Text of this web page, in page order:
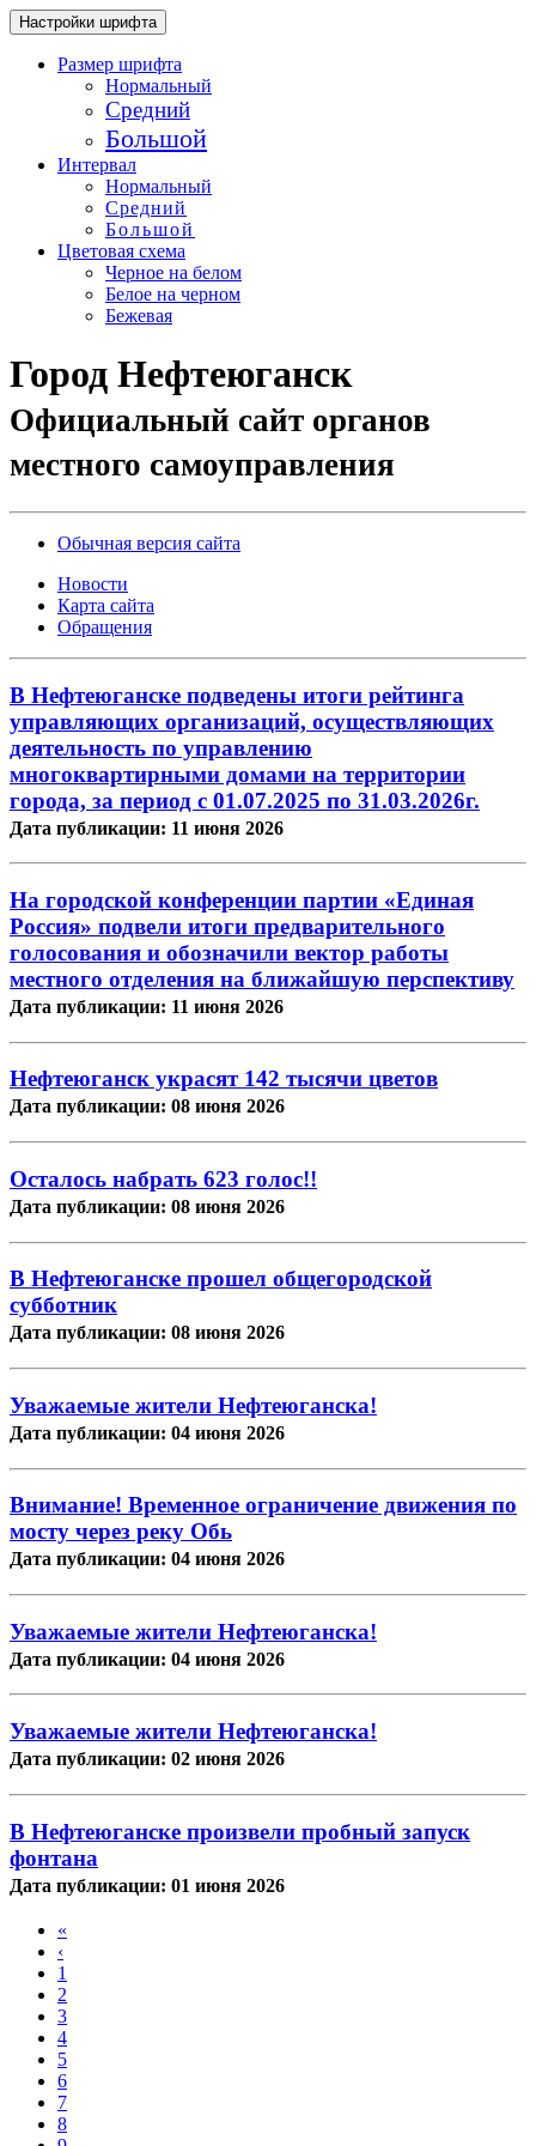
Настройки шрифта
Размер шрифта
Нормальный
Средний
Большой
Интервал
Нормальный
Средний
Большой
Цветовая схема
Черное на белом
Белое на черном
Бежевая
Город Нефтеюганск
Официальный сайт органов
местного самоуправления
Обычная версия сайта
Новости
Карта сайта
Обращения
В Нефтеюганске подведены итоги рейтинга
управляющих организаций, осуществляющих
деятельность по управлению
многоквартирными домами на территории
города, за период с 01.07.2025 по 31.03.2026г.
Дата публикации: 11 июня 2026
На городской конференции партии «Единая
Россия» подвели итоги предварительного
голосования и обозначили вектор работы
местного отделения на ближайшую перспективу
Дата публикации: 11 июня 2026
Нефтеюганск украсят 142 тысячи цветов
Дата публикации: 08 июня 2026
Осталось набрать 623 голос!!
Дата публикации: 08 июня 2026
В Нефтеюганске прошел общегородской
субботник
Дата публикации: 08 июня 2026
Уважаемые жители Нефтеюганска!
Дата публикации: 04 июня 2026
Внимание! Временное ограничение движения по
мосту через реку Обь
Дата публикации: 04 июня 2026
Уважаемые жители Нефтеюганска!
Дата публикации: 04 июня 2026
Уважаемые жители Нефтеюганска!
Дата публикации: 02 июня 2026
В Нефтеюганске произвели пробный запуск
фонтана
Дата публикации: 01 июня 2026
«
‹
1
2
3
4
5
6
7
8